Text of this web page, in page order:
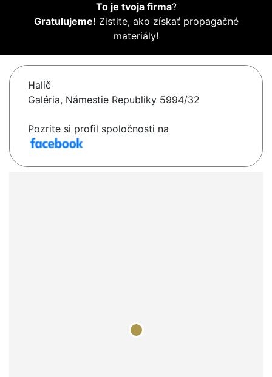
To je tvoja firma?
Gratulujeme! Zistite, ako získať propagačné
materiály!
Halič
Galéria, Námestie Republiky 5994/32
Pozrite si profil spoločnosti na